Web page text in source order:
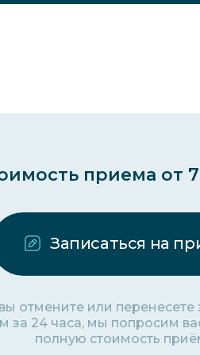
приема от
Записаться на
отмените или перенесете
за 24 часа, мы попросим
полную стоимость